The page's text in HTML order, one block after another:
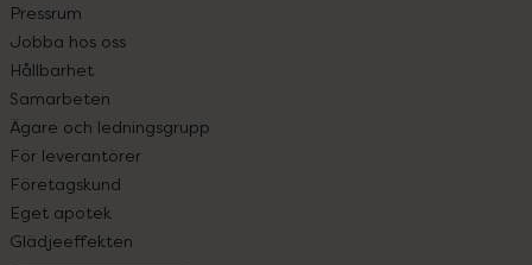
Pressrum
Jobba hos oss
Hållbarhet
Samarbeten
Ägare och ledningsgrupp
För leverantörer
Företagskund
Eget apotek
Glädjeeffekten